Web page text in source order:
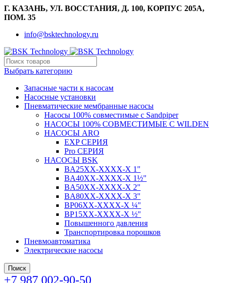
Г. КАЗАНЬ, УЛ. ВОССТАНИЯ, Д. 100, КОРПУС 205А,
ПОМ. 35
info@bsktechnology.ru
Выбрать категорию
Запасные части к насосам
Насосные установки
Пневматические мембранные насосы
Насосы 100% совместимые с Sandpiper
НАСОСЫ 100% СОВМЕСТИМЫЕ С WILDEN
НАСОСЫ ARO
EXP СЕРИЯ
Pro СЕРИЯ
НАСОСЫ BSK
BA25XX-XXXX-X 1"
BA40XX-XXXX-X 1½"
BA50XX-XXXX-X 2"
BA80XX-XXXX-X 3"
BP06XX-XXXX-X ¼"
BP15XX-XXXX-X ½"
Повышенного давления
Транспортировка порошков
Пневмоавтоматика
Электрические насосы
Поиск
+7 987 002-90-50